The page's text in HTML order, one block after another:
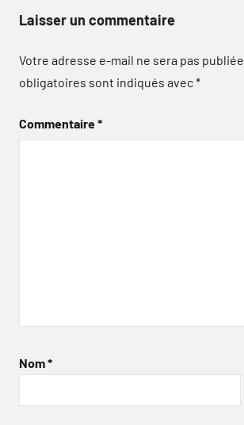
Laisser un commentaire
Votre adresse e-mail ne sera pas publiée.
obligatoires sont indiqués avec*
Commentaire*
Nom*